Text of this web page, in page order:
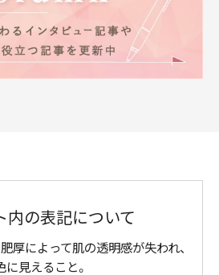
内の表記について
厚によって肌の透明感が失われ、
見えること。